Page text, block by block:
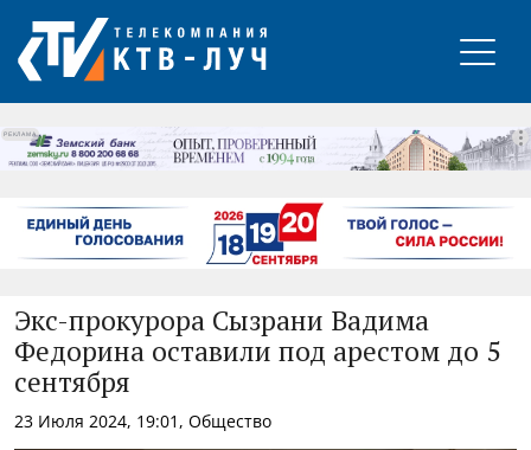
РЕКЛАМА
Экс-прокурора Сызрани Вадима
Федорина оставили под арестом до 5
сентября
23 Июля 2024, 19:01, Общество